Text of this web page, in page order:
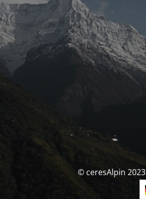
© ceresAlpin 2023